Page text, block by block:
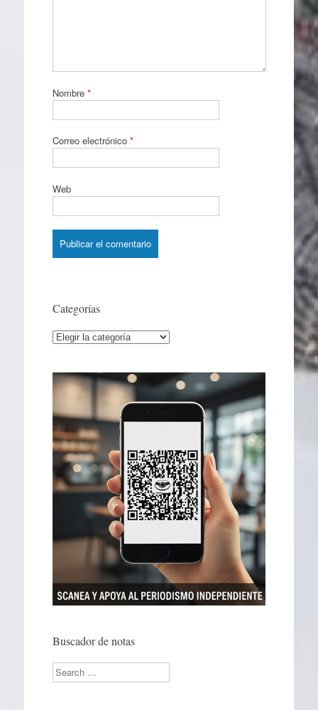
Nombre *
Correo electrónico *
Web
Categorías
Categorías
Buscador de notas
Search